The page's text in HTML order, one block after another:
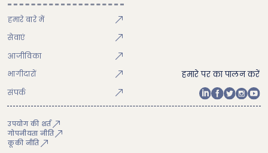
हमारे बारे में
सेवाएं
आजीविका
भागीदारों
संपर्क
हमारे पर का पालन करें
उपयोग की शर्त
गोपनीयता नीति
कूकी नीति